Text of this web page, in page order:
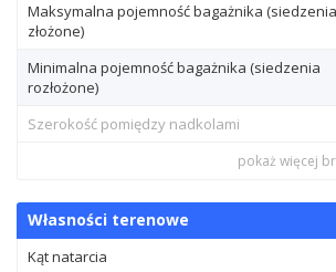
Maksymalna pojemność bagażnika (siedzenia
złożone)
Minimalna pojemność bagażnika (siedzenia
rozłożone)
Szerokość pomiędzy nadkolami
pokaż więcej
Własności terenowe
Kąt natarcia